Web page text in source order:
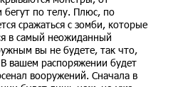
по телу. Плюс, по
сражаться с зомби, которые
в самый неожиданный
вы не будете, так что,
В вашем распоряжении будет
вооружений. Сначала в